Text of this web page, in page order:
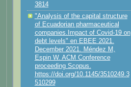
3814
"Analysis of the capital structure
of Ecuadorian pharmaceutical
companies.Impact of Covid-19 on
debt levels" en EBEE 2021.
December 2021. Méndez M,
Espin W. ACM Conference
proceeding Scopus.
https://doi.org/10.1145/3510249.3
510299